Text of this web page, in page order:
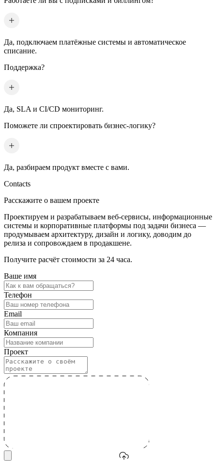
Да, подключаем платёжные системы и автоматическое
списание.
Поддержка?
Да, SLA и CI/CD мониторинг.
Поможете ли спроектировать бизнес-логику?
Да, разбираем продукт вместе с вами.
Contacts
Расскажите о вашем проекте
Проектируем и разрабатываем веб-сервисы, информационные
системы и корпоративные платформы под задачи бизнеса —
продумываем архитектуру, дизайн и логику, доводим до
релиза и сопровождаем в продакшене.
Получите расчёт стоимости за 24 часа.
Ваше имя
Телефон
Email
Компания
Проект